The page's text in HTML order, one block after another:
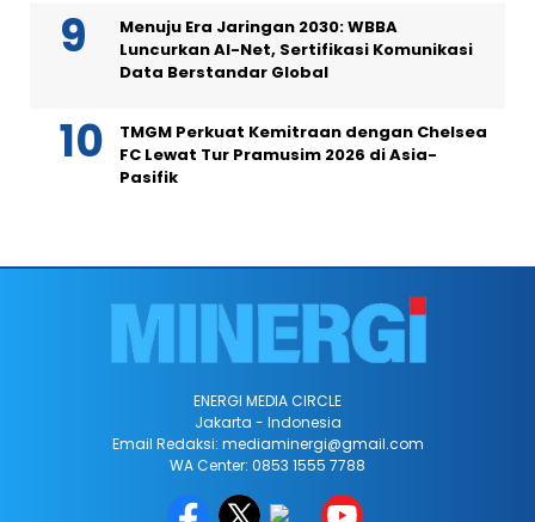
Menuju Era Jaringan 2030: WBBA
Luncurkan AI-Net, Sertifikasi Komunikasi
Data Berstandar Global
TMGM Perkuat Kemitraan dengan Chelsea
FC Lewat Tur Pramusim 2026 di Asia-
Pasifik
ENERGI MEDIA CIRCLE
Jakarta - Indonesia
Email Redaksi: mediaminergi@gmail.com
WA Center: 0853 1555 7788